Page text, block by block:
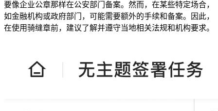
要像企业公章那样在公安部门备案。然而，在某些特定场合，
如金融机构或政府部门，可能需要额外的手续和备案。因此，
在使用骑缝章前，建议了解并遵守当地相关法规和机构要求。